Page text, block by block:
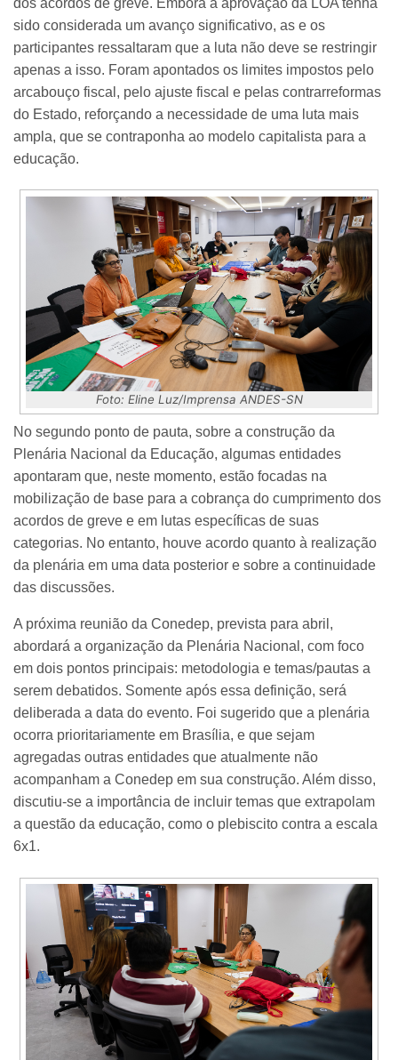
sido considerada um avanço significativo, as e os
participantes ressaltaram que a luta não deve se restringir
apenas a isso. Foram apontados os limites impostos pelo
arcabouço fiscal, pelo ajuste fiscal e pelas contrarreformas
do Estado, reforçando a necessidade de uma luta mais
ampla, que se contraponha ao modelo capitalista para a
educação.
Foto: Eline Luz/Imprensa ANDES-SN
No segundo ponto de pauta, sobre a construção da
Plenária Nacional da Educação, algumas entidades
apontaram que, neste momento, estão focadas na
mobilização de base para a cobrança do cumprimento dos
acordos de greve e em lutas específicas de suas
categorias. No entanto, houve acordo quanto à realização
da plenária em uma data posterior e sobre a continuidade
das discussões.
A próxima reunião da Conedep, prevista para abril,
abordará a organização da Plenária Nacional, com foco
em dois pontos principais: metodologia e temas/pautas a
serem debatidos. Somente após essa definição, será
deliberada a data do evento. Foi sugerido que a plenária
ocorra prioritariamente em Brasília, e que sejam
agregadas outras entidades que atualmente não
acompanham a Conedep em sua construção. Além disso,
discutiu-se a importância de incluir temas que extrapolam
a questão da educação, como o plebiscito contra a escala
6x1.